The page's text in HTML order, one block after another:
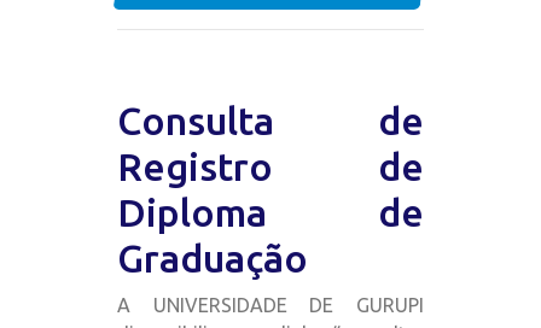
Consulta de
Registro de
Diploma de
Graduação
A UNIVERSIDADE DE GURUPI